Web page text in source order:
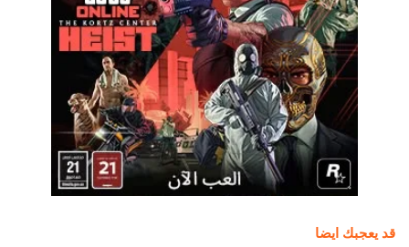
قد يعجبك ايضا